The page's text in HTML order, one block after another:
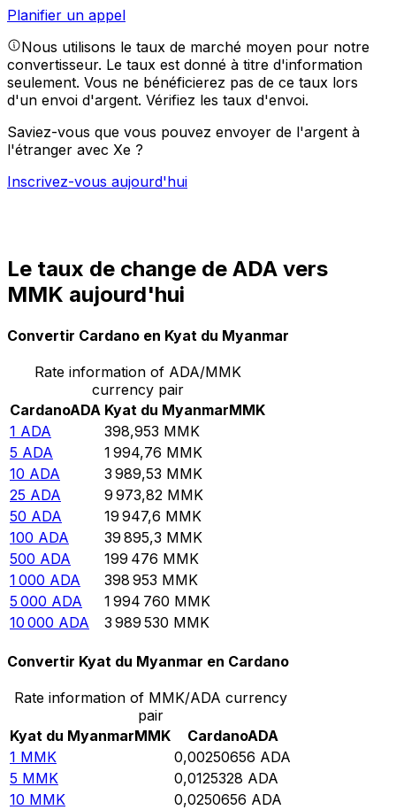
Planifier un appel
Nous utilisons le taux de marché moyen pour notre
convertisseur. Le taux est donné à titre d'information
seulement. Vous ne bénéficierez pas de ce taux lors
d'un envoi d'argent. Vérifiez les taux d'envoi.
Saviez-vous que vous pouvez envoyer de l'argent à
l'étranger avec Xe ?
Inscrivez-vous aujourd'hui
Le taux de change de ADA vers
MMK aujourd'hui
Convertir Cardano en Kyat du Myanmar
Rate information of ADA/MMK
currency pair
CardanoADA Kyat du MyanmarMMK
1 ADA 398,953 MMK
5 ADA 1 994,76 MMK
10 ADA 3 989,53 MMK
25 ADA 9 973,82 MMK
50 ADA 19 947,6 MMK
100 ADA 39 895,3 MMK
500 ADA 199 476 MMK
1 000 ADA 398 953 MMK
5 000 ADA 1 994 760 MMK
10 000 ADA 3 989 530 MMK
Convertir Kyat du Myanmar en Cardano
Rate information of MMK/ADA currency
pair
Kyat du MyanmarMMK CardanoADA
1 MMK 0,00250656 ADA
5 MMK 0,0125328 ADA
10 MMK 0,0250656 ADA